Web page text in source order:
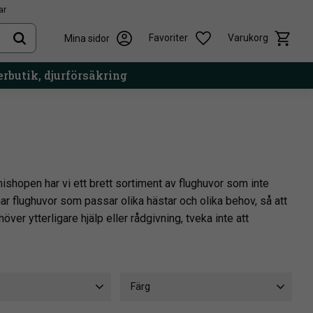
Mina sidor Favoriter Varukorg
Önskelista
djurförsäkring
har vi ett brett sortiment av flughuvor som inte
flughuvor som passar olika hästar och olika behov, så att
ytterligare hjälp eller rådgivning, tveka inte att
Färg